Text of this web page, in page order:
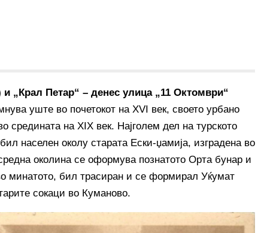
„Крал Петар“ – денес улица „11 Октомври“
уште во почетокот на XVI век, своето урбано
средината на XIX век. Најголем дел на турското
населен околу старата Ески-џамија, изградена во
околина се оформува познатото Орта бунар и
минатото, бил трасиран и се формирал Уќумат
сокаци во Куманово.